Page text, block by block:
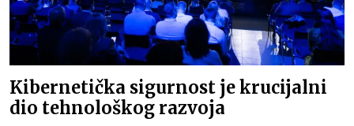
Kibernetička sigurnost je krucijalni
dio tehnološkog razvoja